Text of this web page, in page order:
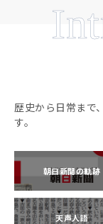
歴史から日常まで
す。
朝日新聞の軌跡
天声人語